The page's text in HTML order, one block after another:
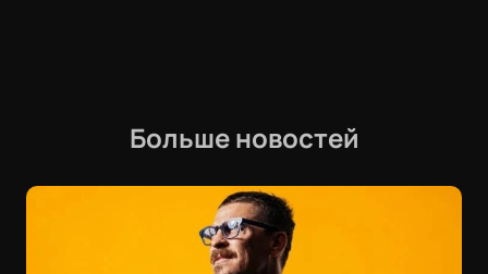
Больше новостей